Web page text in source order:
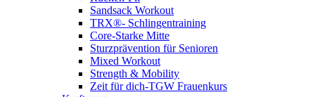
Sandsack Workout
TRX®- Schlingentraining
Core-Starke Mitte
Sturzprävention für Senioren
Mixed Workout
Strength & Mobility
Zeit für dich-TGW Frauenkurs